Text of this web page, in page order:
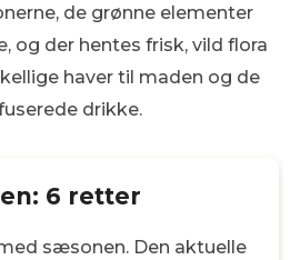
de grønne elementer
og der hentes frisk, vild flora
haver til maden og de
drikke.
6 retter
sæsonen. Den aktuelle